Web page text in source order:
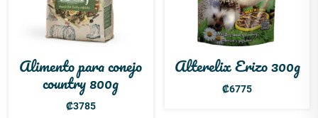
Alimento para conejo
country 800g
₡3785
Alterelix Erizo 300g
₡6775